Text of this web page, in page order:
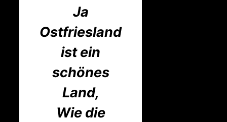
Ja
Ostfriesland
ist ein
schönes
Land,
Wie die